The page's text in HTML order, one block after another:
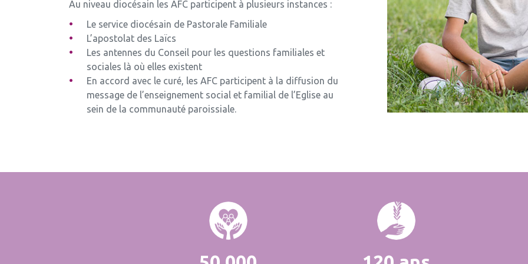
Au niveau diocésain les AFC participent à plusieurs instances :
Le service diocésain de Pastorale Familiale
L’apostolat des Laïcs
Les antennes du Conseil pour les questions familiales et
sociales là où elles existent
En accord avec le curé, les AFC participent à la diffusion du
message de l’enseignement social et familial de l’Eglise au
sein de la communauté paroissiale.